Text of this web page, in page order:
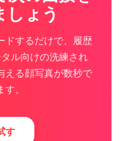
しょう
ドするだけで、履歴
ル向けの洗練され
える顔写真が数秒で
。
す